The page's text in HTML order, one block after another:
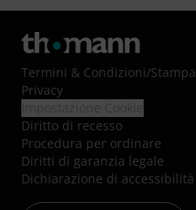
Termini & Condizioni/Stampa
Privacy
Diritto di recesso
Procedura per ordinare
Diritti di garanzia legale
Dichiarazione di accessibilità